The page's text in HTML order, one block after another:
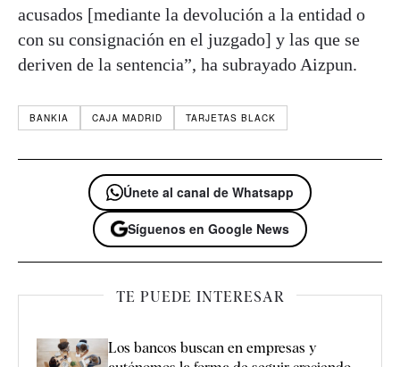
acusados [mediante la devolución a la entidad o
con su consignación en el juzgado] y las que se
deriven de la sentencia”, ha subrayado Aizpun.
BANKIA CAJA MADRID TARJETAS BLACK
Únete al canal de Whatsapp
Síguenos en Google News
TE PUEDE INTERESAR
Los bancos buscan en empresas y